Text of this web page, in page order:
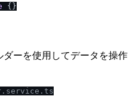
ーを使用してデータを操作